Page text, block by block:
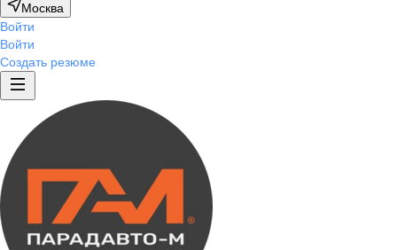
Москва
Войти
Войти
Создать резюме